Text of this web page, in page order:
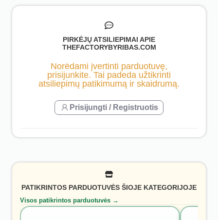
PIRKĖJŲ ATSILIEPIMAI APIE
THEFACTORYBYRIBAS.COM
Norėdami įvertinti parduotuvę,
prisijunkite. Tai padeda užtikrinti
atsiliepimų patikimumą ir skaidrumą.
Prisijungti / Registruotis
PATIKRINTOS PARDUOTUVĖS ŠIOJE KATEGORIJOJE
Visos patikrintos parduotuvės →